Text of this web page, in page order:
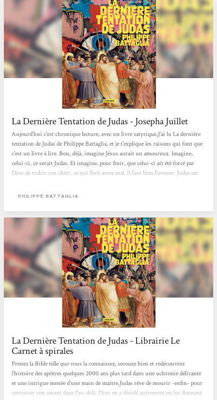
La Dernière Tentation de Judas - Josepha Juillet
Aujourd'hui c'est chronique lecture, avec un livre satyrique.J'ai lu La dernière
tentation de Judas de Philippe Battaglia, et je t'explique les raisons qui font que
c'est un livre à lire. Bon, déjà, imagine Jésus aurait un amoureux. Imagine,
celui-ci, ce serait Judas. Et imagine, pour finir, que celui-ci ait été forcé par
Dieu de trahir son chéri, ce qui finit assez mal, il faut bien l'avouer. Judas est
perdu. En plus il est légèrement en froid avec les autres apôtres qui eux non
PHILIPPE BATTAGLIA
La Dernière Tentation de Judas - Librairie Le
Carnet à spirales
Prenez la Bible telle que vous la connaissez, secouez bien et redécouvrez
l’histoire des apôtres quelques 2000 ans plus tard dans une uchronie délirante
et une intrigue menée d’une main de maître.Judas rêve de mourir -enfin- pour
retrouver son amant dans l’au-delà, Dieu en a décidé autrement en lui donnant